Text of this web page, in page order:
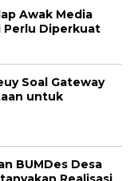
Awak Media
Perlu Diperkuat
Soal Gateway
untuk
BUMDes Desa